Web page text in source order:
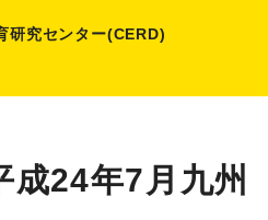
研究センター(CERD)
成24年7月九州